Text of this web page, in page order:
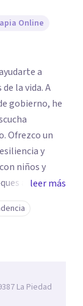
Online
a
la vida. A
gobierno, he
​Ofrezco un
y
niños y
adaptados
escucharte
fortalecer
leer más
La Piedad